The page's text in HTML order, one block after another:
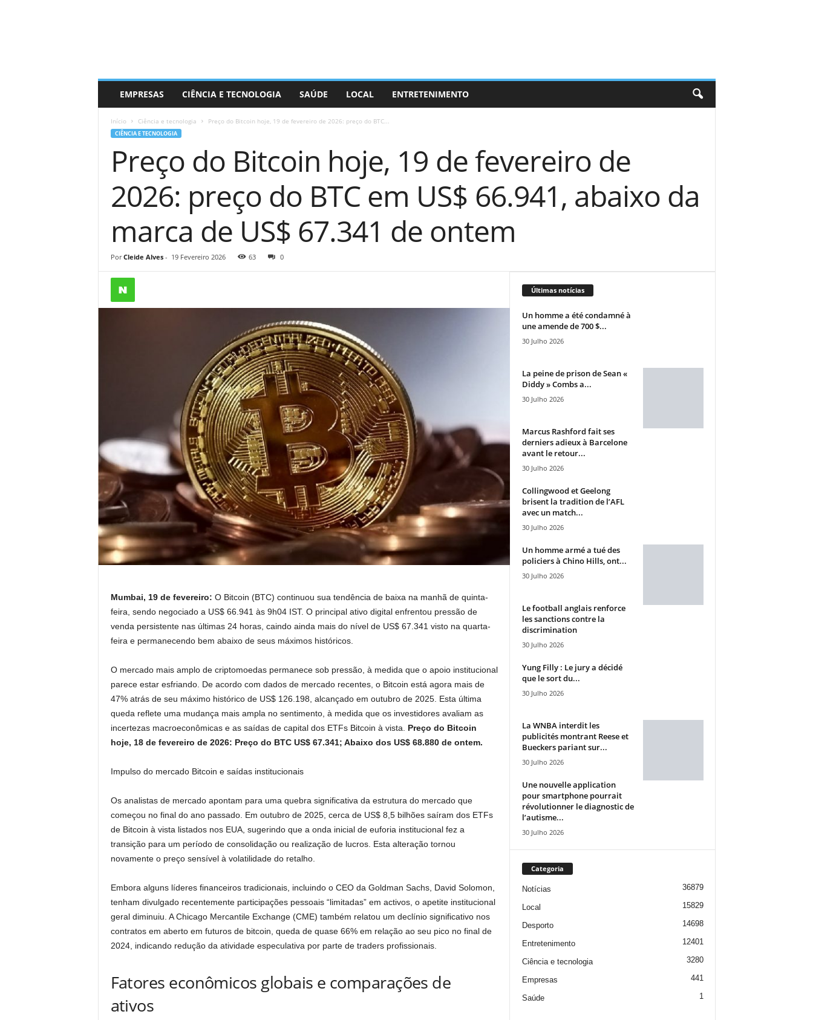
EMPRESAS CIÊNCIA E TECNOLOGIA SAÚDE LOCAL ENTRETENIMENTO
Início Ciência e tecnologia Preço do Bitcoin hoje, 19 de fevereiro de 2026: preço do BTC...
CIÊNCIA E TECNOLOGIA
Preço do Bitcoin hoje, 19 de fevereiro de
2026: preço do BTC em US$ 66.941, abaixo da
marca de US$ 67.341 de ontem
Por Cleide Alves- 19 Fevereiro 2026 63 0
Mumbai, 19 de fevereiro: O Bitcoin (BTC) continuou sua tendência de baixa na manhã de quinta-
feira, sendo negociado a US$ 66.941 às 9h04 IST. O principal ativo digital enfrentou pressão de
venda persistente nas últimas 24 horas, caindo ainda mais do nível de US$ 67.341 visto na quarta-
feira e permanecendo bem abaixo de seus máximos históricos.
O mercado mais amplo de criptomoedas permanece sob pressão, à medida que o apoio institucional
parece estar esfriando. De acordo com dados de mercado recentes, o Bitcoin está agora mais de
47% atrás de seu máximo histórico de US$ 126.198, alcançado em outubro de 2025. Esta última
queda reflete uma mudança mais ampla no sentimento, à medida que os investidores avaliam as
incertezas macroeconômicas e as saídas de capital dos ETFs Bitcoin à vista. Preço do Bitcoin
hoje, 18 de fevereiro de 2026: Preço do BTC US$ 67.341; Abaixo dos US$ 68.880 de ontem.
Impulso do mercado Bitcoin e saídas institucionais
Os analistas de mercado apontam para uma quebra significativa da estrutura do mercado que
começou no final do ano passado. Em outubro de 2025, cerca de US$ 8,5 bilhões saíram dos ETFs
de Bitcoin à vista listados nos EUA, sugerindo que a onda inicial de euforia institucional fez a
transição para um período de consolidação ou realização de lucros. Esta alteração tornou
novamente o preço sensível à volatilidade do retalho.
Embora alguns líderes financeiros tradicionais, incluindo o CEO da Goldman Sachs, David Solomon,
tenham divulgado recentemente participações pessoais “limitadas” em activos, o apetite institucional
geral diminuiu. A Chicago Mercantile Exchange (CME) também relatou um declínio significativo nos
contratos em aberto em futuros de bitcoin, queda de quase 66% em relação ao seu pico no final de
2024, indicando redução da atividade especulativa por parte de traders profissionais.
Fatores econômicos globais e comparações de
ativos
Últimas notícias
Un homme a été condamné à
une amende de 700 $...
30 Julho 2026
La peine de prison de Sean «
Diddy » Combs a...
30 Julho 2026
Marcus Rashford fait ses
derniers adieux à Barcelone
avant le retour...
30 Julho 2026
Collingwood et Geelong
brisent la tradition de l’AFL
avec un match...
30 Julho 2026
Un homme armé a tué des
policiers à Chino Hills, ont...
30 Julho 2026
Le football anglais renforce
les sanctions contre la
discrimination
30 Julho 2026
Yung Filly : Le jury a décidé
que le sort du...
30 Julho 2026
La WNBA interdit les
publicités montrant Reese et
Bueckers pariant sur...
30 Julho 2026
Une nouvelle application
pour smartphone pourrait
révolutionner le diagnostic de
l’autisme...
30 Julho 2026
Categoria
Notícias 36879
Local 15829
Desporto 14698
Entretenimento 12401
Ciência e tecnologia 3280
Empresas 441
Saúde 1